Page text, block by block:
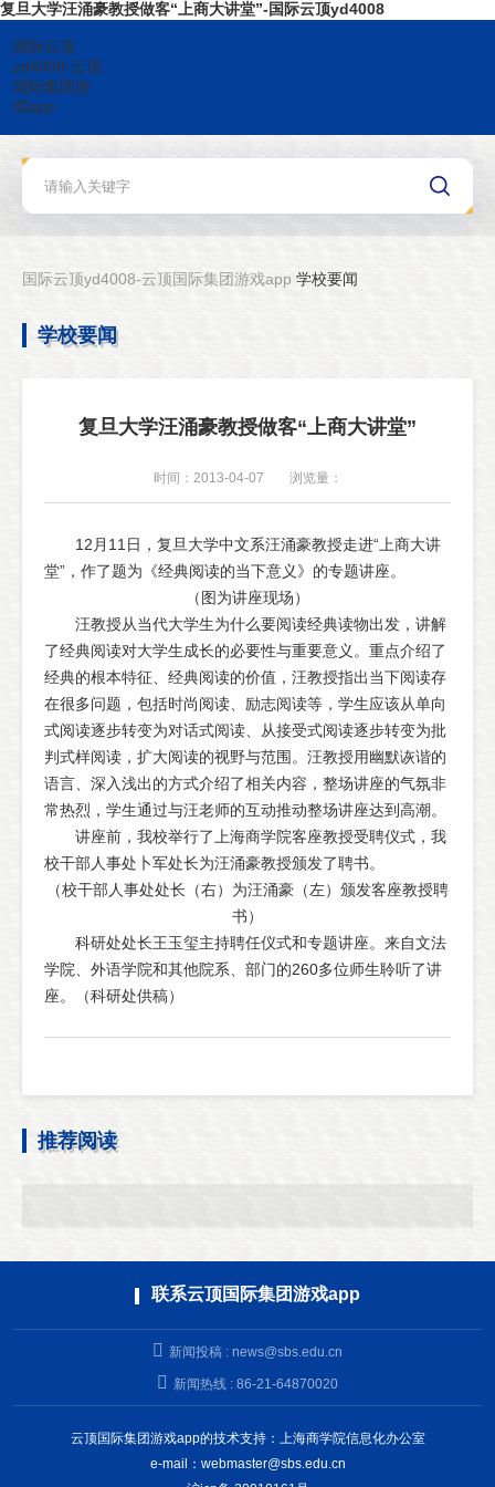
复旦大学汪涌豪教授做客“上商大讲堂”-国际云顶yd4008
国际云顶
yd4008-云顶
国际集团游
戏app
国际云顶yd4008-云顶国际集团游戏app 学校要闻
学校要闻
复旦大学汪涌豪教授做客“上商大讲堂”
时间：2013-04-07 浏览量：
12月11日，复旦大学中文系汪涌豪教授走进“上商大讲
堂”，作了题为《经典阅读的当下意义》的专题讲座。
（图为讲座现场）
汪教授从当代大学生为什么要阅读经典读物出发，讲解
了经典阅读对大学生成长的必要性与重要意义。重点介绍了
经典的根本特征、经典阅读的价值，汪教授指出当下阅读存
在很多问题，包括时尚阅读、励志阅读等，学生应该从单向
式阅读逐步转变为对话式阅读、从接受式阅读逐步转变为批
判式样阅读，扩大阅读的视野与范围。汪教授用幽默诙谐的
语言、深入浅出的方式介绍了相关内容，整场讲座的气氛非
常热烈，学生通过与汪老师的互动推动整场讲座达到高潮。
讲座前，我校举行了上海商学院客座教授受聘仪式，我
校干部人事处卜军处长为汪涌豪教授颁发了聘书。
（校干部人事处处长（右）为汪涌豪（左）颁发客座教授聘
书）
科研处处长王玉玺主持聘任仪式和专题讲座。来自文法
学院、外语学院和其他院系、部门的260多位师生聆听了讲
座。（科研处供稿）
推荐阅读
联系云顶国际集团游戏app
新闻投稿 : news@sbs.edu.cn
新闻热线 : 86-21-64870020
云顶国际集团游戏app的技术支持：上海商学院信息化办公室
e-mail： webmaster@sbs.edu.cn